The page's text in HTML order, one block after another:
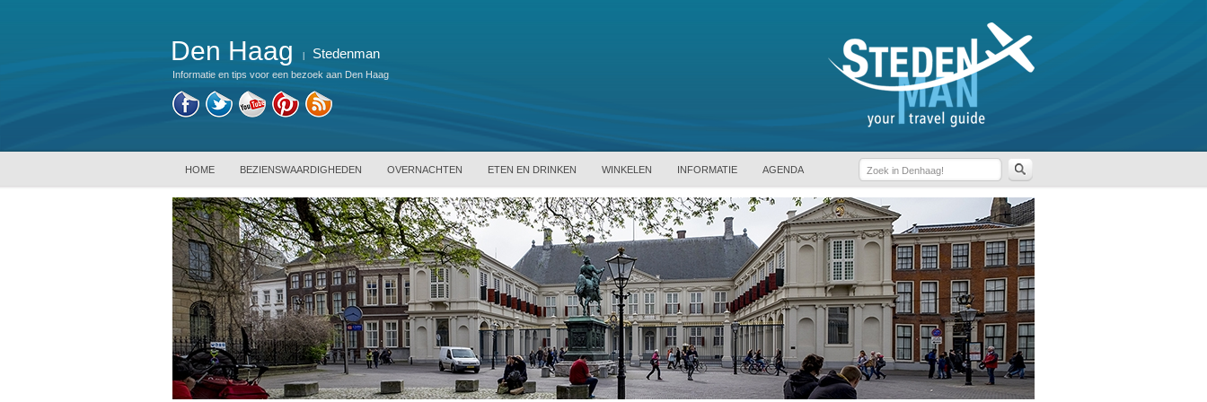
Den Haag Stedenman
Informatie en tips voor een bezoek aan Den Haag
HOME BEZIENSWAARDIGHEDEN OVERNACHTEN ETEN EN DRINKEN WINKELEN INFORMATIE AGENDA